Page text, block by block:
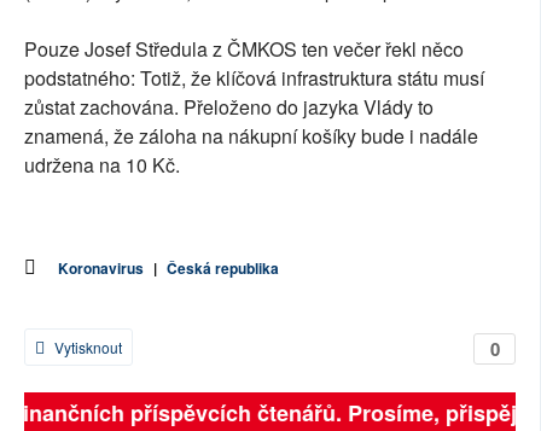
Pouze Josef Středula z ČMKOS ten večer řekl něco
podstatného: Totiž, že klíčová infrastruktura státu musí
zůstat zachována. Přeloženo do jazyka Vlády to
znamená, že záloha na nákupní košíky bude i nadále
udržena na 10 Kč.
Koronavirus | Česká republika
0
Vytisknout
příspěvcích čtenářů. Prosíme, přispějte.